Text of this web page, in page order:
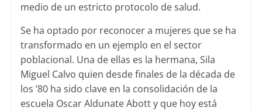
medio de un estricto protocolo de salud.
Se ha optado por reconocer a mujeres que se ha
transformado en un ejemplo en el sector
poblacional. Una de ellas es la hermana, Sila
Miguel Calvo quien desde finales de la década de
los ’80 ha sido clave en la consolidación de la
escuela Oscar Aldunate Abott y que hoy está